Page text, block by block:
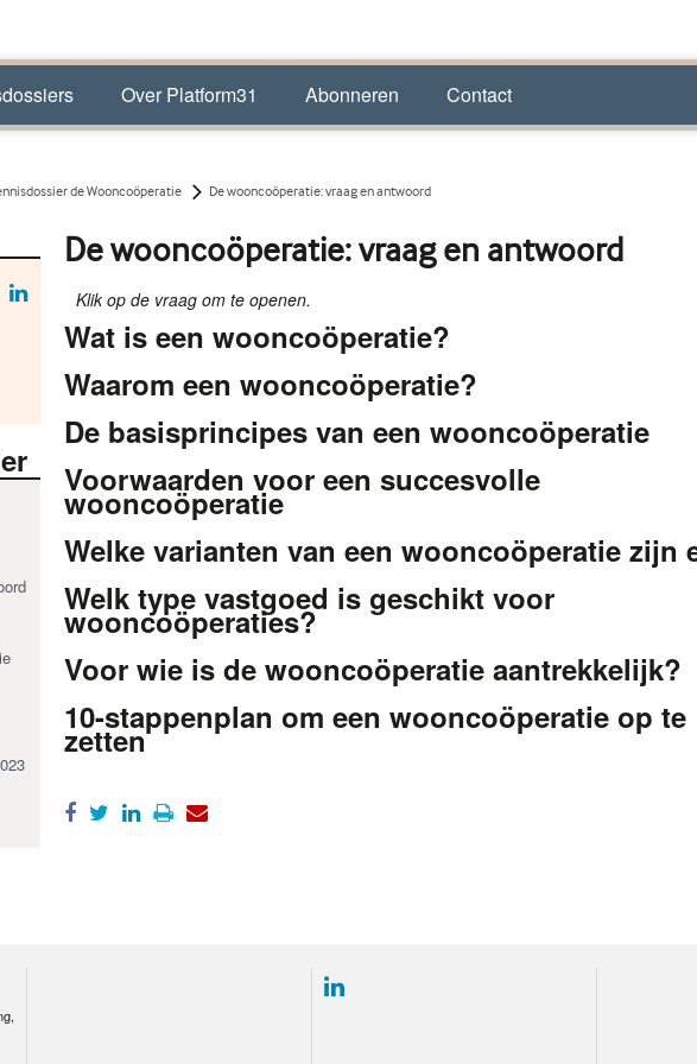
Over Platform31 Abonneren Contact
de Wooncoöperatie De wooncoöperatie: vraag en antwoord
De wooncoöperatie: vraag en antwoord
Klik op de vraag om te openen.
Wat is een wooncoöperatie?
Waarom een wooncoöperatie?
De basisprincipes van een wooncoöperatie
Voorwaarden voor een succesvolle
wooncoöperatie
Welke varianten van een wooncoöperatie zijn
Welk type vastgoed is geschikt voor
wooncoöperaties?
Voor wie is de wooncoöperatie aantrekkelijk?
10-stappenplan om een wooncoöperatie op te
zetten